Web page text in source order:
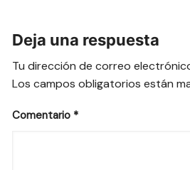
Deja una respuesta
Tu dirección de correo
Los campos obligatorios están
Comentario *